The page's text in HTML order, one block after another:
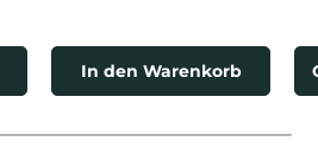
In den Warenkorb